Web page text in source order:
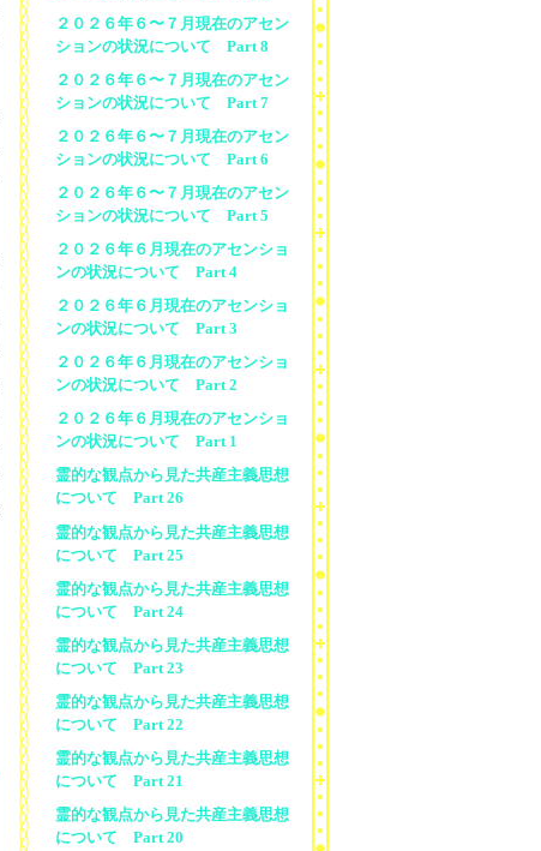
２０２６年６〜７月現在のアセン
ションの状況について Part 8
２０２６年６〜７月現在のアセン
ションの状況について Part 7
２０２６年６〜７月現在のアセン
ションの状況について Part 6
２０２６年６〜７月現在のアセン
ションの状況について Part 5
２０２６年６月現在のアセンショ
ンの状況について Part 4
２０２６年６月現在のアセンショ
ンの状況について Part 3
２０２６年６月現在のアセンショ
ンの状況について Part 2
２０２６年６月現在のアセンショ
ンの状況について Part 1
霊的な観点から見た共産主義思想
について Part 26
霊的な観点から見た共産主義思想
について Part 25
霊的な観点から見た共産主義思想
について Part 24
霊的な観点から見た共産主義思想
について Part 23
霊的な観点から見た共産主義思想
について Part 22
霊的な観点から見た共産主義思想
について Part 21
霊的な観点から見た共産主義思想
について Part 20